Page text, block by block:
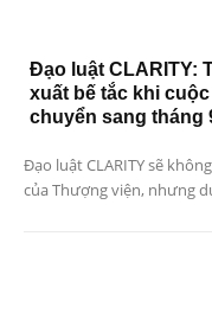
Đạo luật CLARITY:
xuất bế tắc khi
chuyển sang tháng
Đạo luật CLARITY sẽ
của Thượng viện, nhưng